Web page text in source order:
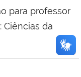
para professor
da